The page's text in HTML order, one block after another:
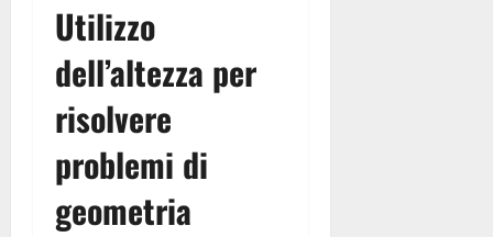
Utilizzo
dell’altezza per
risolvere
problemi di
geometria